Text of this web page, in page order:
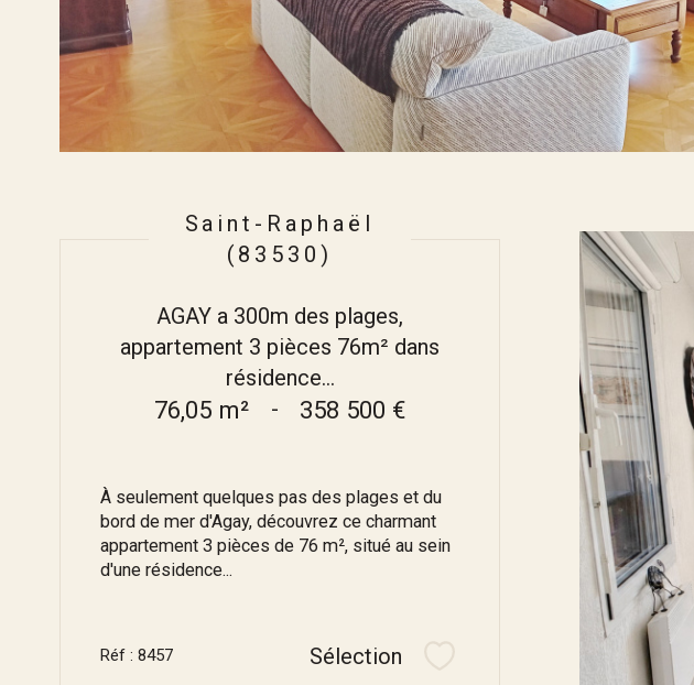
Saint-Raphaël
(83530)
AGAY a 300m des plages,
appartement 3 pièces 76m² dans
résidence...
76,05 m² - 358 500 €
À seulement quelques pas des plages et du
bord de mer d'Agay, découvrez ce charmant
appartement 3 pièces de 76 m², situé au sein
d'une résidence...
Réf : 8457 Sélection